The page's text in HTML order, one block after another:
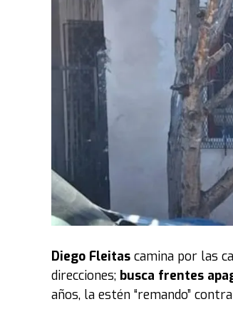
distritos, cada provincia
Frente a esos números, Jorge
estas quedan en letra muerta
La respuesta llegó desde el
al peronismo de “mentiroso.
“Si la discusión es la plata,
publicidad. A pocos metros
venganza”,
agregó el
Parte de la postura peronista
estaba molesto porque había
las gradas. Sin embargo, el
primer piso.
Diego Fleitas camina por las
direcciones; busca frentes
años, la estén “remando”